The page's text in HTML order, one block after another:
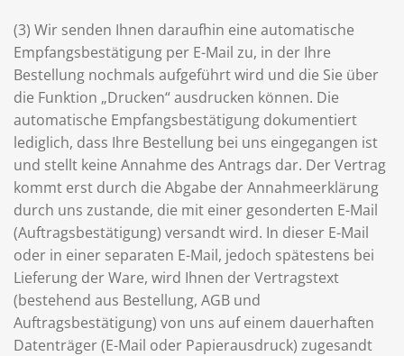
(3) Wir senden Ihnen daraufhin eine automatische
Empfangsbestätigung per E-Mail zu, in der Ihre
Bestellung nochmals aufgeführt wird und die Sie über
die Funktion „Drucken“ ausdrucken können. Die
automatische Empfangsbestätigung dokumentiert
lediglich, dass Ihre Bestellung bei uns eingegangen ist
und stellt keine Annahme des Antrags dar. Der Vertrag
kommt erst durch die Abgabe der Annahmeerklärung
durch uns zustande, die mit einer gesonderten E-Mail
(Auftragsbestätigung) versandt wird. In dieser E-Mail
oder in einer separaten E-Mail, jedoch spätestens bei
Lieferung der Ware, wird Ihnen der Vertragstext
(bestehend aus Bestellung, AGB und
Auftragsbestätigung) von uns auf einem dauerhaften
Datenträger (E-Mail oder Papierausdruck) zugesandt